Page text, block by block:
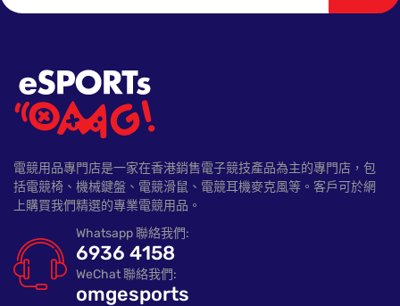
電競用品專門店是一家在香港銷售電子競技產品為主的專門店，包
括電競椅、機械鍵盤、電競滑鼠、電競耳機麥克風等。客戶可於網
上購買我們精選的專業電競用品。
Whatsapp 聯絡我們:
6936 4158
WeChat 聯絡我們:
omgesports